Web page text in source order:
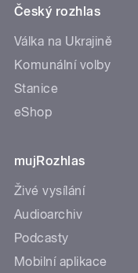
Český rozhlas
Válka na Ukrajině
Komunální volby
Stanice
eShop
mujRozhlas
Živé vysílání
Audioarchiv
Podcasty
Mobilní aplikace